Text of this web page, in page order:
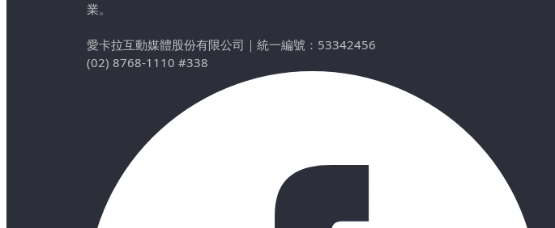
業。
愛卡拉互動媒體股份有限公司 ｜ 統一編號：53342456
(02) 8768-1110 #338